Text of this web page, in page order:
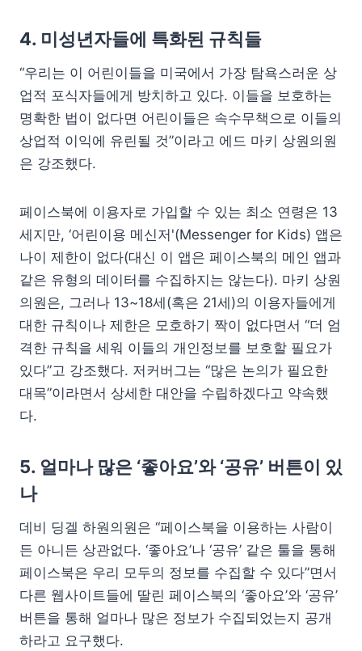
4. 미성년자들에 특화된 규칙들
“우리는 이 어린이들을 미국에서 가장 탐욕스러운 상
업적 포식자들에게 방치하고 있다. 이들을 보호하는
명확한 법이 없다면 어린이들은 속수무책으로 이들의
상업적 이익에 유린될 것”이라고 에드 마키 상원의원
은 강조했다.
페이스북에 이용자로 가입할 수 있는 최소 연령은 13
세지만, ‘어린이용 메신저'(Messenger for Kids) 앱은
나이 제한이 없다(대신 이 앱은 페이스북의 메인 앱과
같은 유형의 데이터를 수집하지는 않는다). 마키 상원
의원은, 그러나 13~18세(혹은 21세)의 이용자들에게
대한 규칙이나 제한은 모호하기 짝이 없다면서 “더 엄
격한 규칙을 세워 이들의 개인정보를 보호할 필요가
있다”고 강조했다. 저커버그는 “많은 논의가 필요한
대목”이라면서 상세한 대안을 수립하겠다고 약속했
다.
5. 얼마나 많은 ‘좋아요’와 ‘공유’ 버튼이 있
나
데비 딩겔 하원의원은 “페이스북을 이용하는 사람이
든 아니든 상관없다. ‘좋아요’나 ‘공유’ 같은 툴을 통해
페이스북은 우리 모두의 정보를 수집할 수 있다”면서
다른 웹사이트들에 딸린 페이스북의 ‘좋아요’와 ‘공유’
버튼을 통해 얼마나 많은 정보가 수집되었는지 공개
하라고 요구했다.